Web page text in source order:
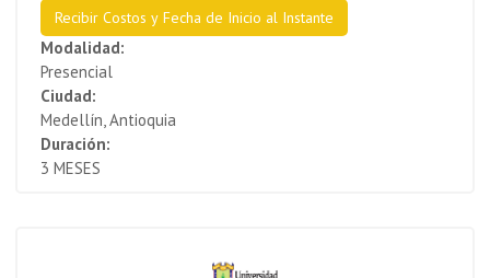
Recibir Costos y Fecha de Inicio al Instante
Modalidad:
Presencial
Ciudad:
Medellín, Antioquia
Duración:
3 MESES